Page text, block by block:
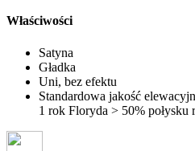
Właściwości
Satyna
Gładka
Uni, bez efektu
Standardowa jakość
1 rok Floryda > 50% połysku